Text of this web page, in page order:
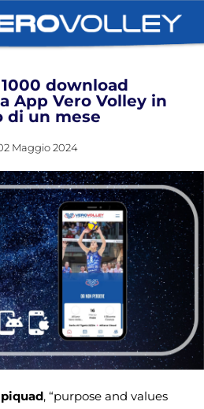
download
App Vero Volley in
di un mese
Maggio 2024
, “purpose and values